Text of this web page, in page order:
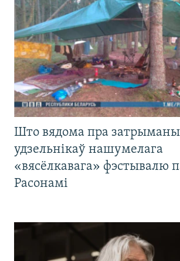
Што вядома пра
удзельнікаў нашумелага
«вясёлкавага» фэстывалю
Расонамі